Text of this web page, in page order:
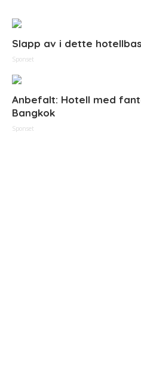
Slapp av i dette
Sponset
Anbefalt: Hotell med
Bangkok
Sponset